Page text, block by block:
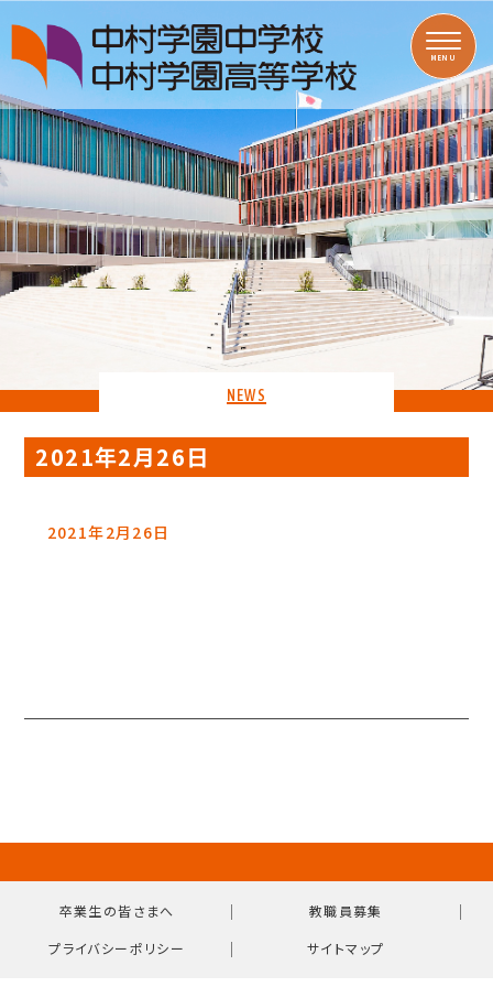
MENU
NEWS
2021年2月26日
2021年2月26日
卒業生の皆さまへ ｜ 教職員募集 ｜
プライバシーポリシー ｜ サイトマップ